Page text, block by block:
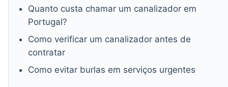
Quanto custa chamar um canalizador em
Portugal?
Como verificar um canalizador antes de
contratar
Como evitar burlas em serviços urgentes